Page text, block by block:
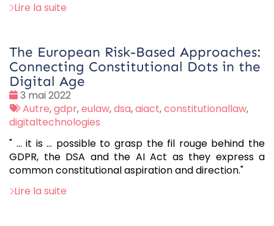
Lire la suite
The European Risk-Based Approaches:
Connecting Constitutional Dots in the
Digital Age
Date
:
3 mai 2022
Tags
:
Autre,gdpr,eulaw,dsa,aiact,constitutionallaw,
digitaltechnologies
" ... it is ... possible to grasp the fil rouge behind the
GDPR, the DSA and the AI Act as they express a
common constitutional aspiration and direction."
Lire la suite